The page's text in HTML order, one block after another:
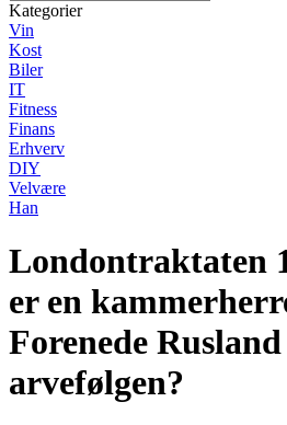
Kategorier
Vin
Kost
Biler
IT
Fitness
Finans
Erhverv
DIY
Velvære
Han
Londontraktaten
er en
Forenede
arvefølgen?